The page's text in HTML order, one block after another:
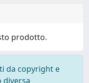
prodotto.
da copyright e
diversa